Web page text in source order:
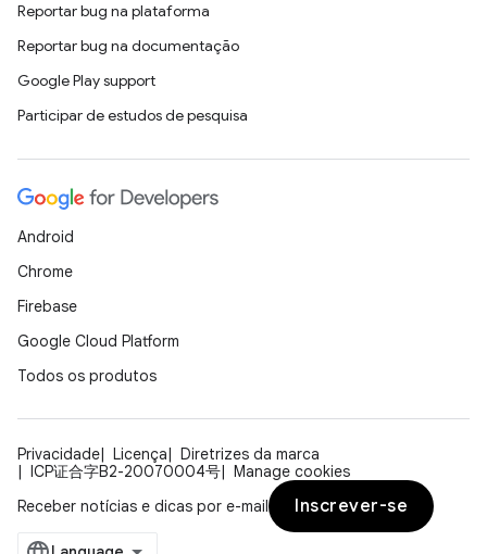
Reportar bug na plataforma
Reportar bug na documentação
Google Play support
Participar de estudos de pesquisa
Android
Chrome
Firebase
Google Cloud Platform
Todos os produtos
Privacidade Licença
Diretrizes da marca
ICP证合字B2-20070004号
Manage cookies
Receber notícias e dicas por e-mail
Inscrever-se